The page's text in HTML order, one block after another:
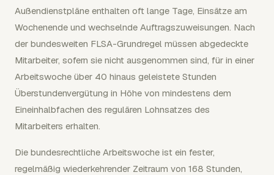
Außendienstpläne enthalten oft lange Tage, Einsätze am
Wochenende und wechselnde Auftragszuweisungen. Nach
der bundesweiten FLSA-Grundregel müssen abgedeckte
Mitarbeiter, sofern sie nicht ausgenommen sind, für in einer
Arbeitswoche über 40 hinaus geleistete Stunden
Überstundenvergütung in Höhe von mindestens dem
Eineinhalbfachen des regulären Lohnsatzes des
Mitarbeiters erhalten.
Die bundesrechtliche Arbeitswoche ist ein fester,
regelmäßig wiederkehrender Zeitraum von 168 Stunden,